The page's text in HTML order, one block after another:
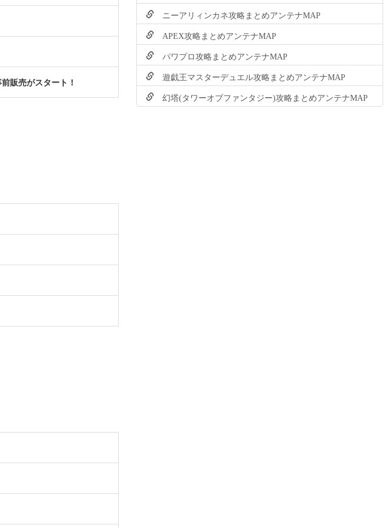
販売がスタート！
ニーアリィンカネ攻略まとめアンテナMAP
APEX攻略まとめアンテナMAP
パワプロ攻略まとめアンテナMAP
遊戯王マスターデュエル攻略まとめアンテナMAP
幻塔(タワーオブファンタジー)攻略まとめアンテナMAP